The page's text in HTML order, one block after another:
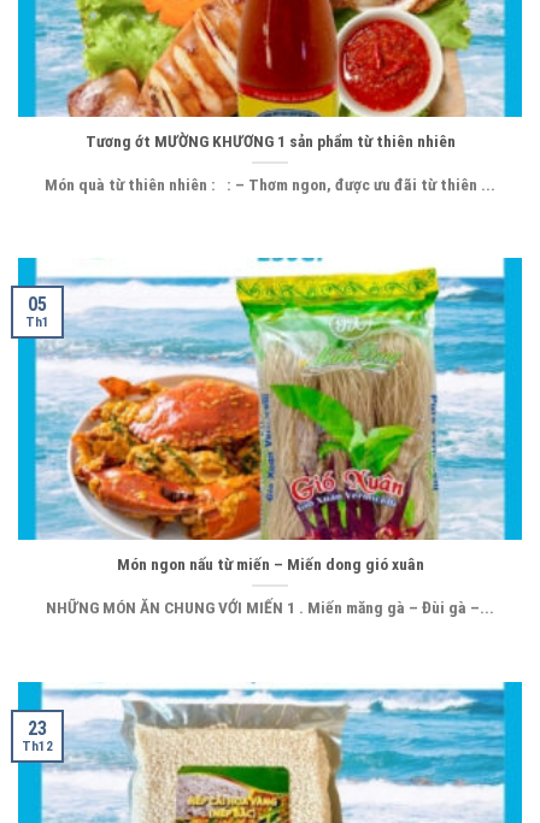
Tương ớt MƯỜNG KHƯƠNG 1 sản phẩm từ thiên nhiên
Món quà từ thiên nhiên : : – Thơm ngon, được ưu đãi từ thiên ...
Món ngon nấu từ miến – Miến dong gió xuân
NHỮNG MÓN ĂN CHUNG VỚI MIẾN 1 . Miến măng gà – Đùi gà –...
05
Th1
23
Th12